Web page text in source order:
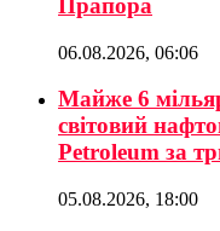
Прапора
06.08.2026, 06:06
Майже 6
світовий
Petroleum за
05.08.2026, 18:00